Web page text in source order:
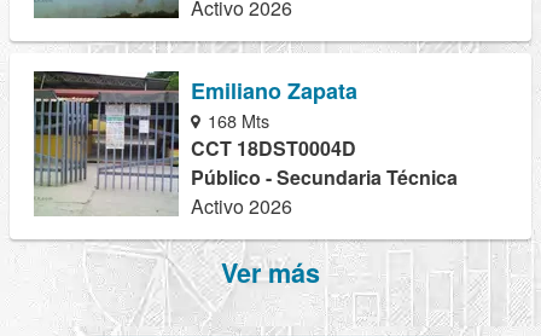
Activo 2026
Emiliano Zapata
168 Mts
CCT 18DST0004D
Público - Secundaria Técnica
Activo 2026
Ver más